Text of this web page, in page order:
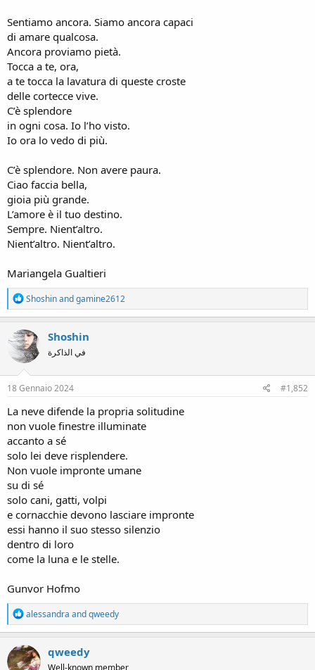
Sentiamo ancora. Siamo ancora capaci
di amare qualcosa.
Ancora proviamo pietà.
Tocca a te, ora,
a te tocca la lavatura di queste croste
delle cortecce vive.
C’è splendore
in ogni cosa. Io l’ho visto.
Io ora lo vedo di più.
C’è splendore. Non avere paura.
Ciao faccia bella,
gioia più grande.
L’amore è il tuo destino.
Sempre. Nient’altro.
Nient’altro. Nient’altro.
Mariangela Gualtieri
R
e
a
c
t
i
o
n
s
Shoshinandgamine2612
Shoshin
في الذاكرة
18 Gennaio 2024 #1,852
La neve difende la propria solitudine
non vuole finestre illuminate
accanto a sé
solo lei deve risplendere.
Non vuole impronte umane
su di sé
solo cani, gatti, volpi
e cornacchie devono lasciare impronte
essi hanno il suo stesso silenzio
dentro di loro
come la luna e le stelle.
Gunvor Hofmo
R
e
a
c
t
alessandra andqweedy
qweedy